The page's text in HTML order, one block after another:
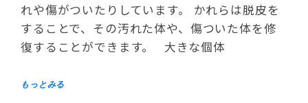
れや傷がついたりしています。 かれらは脱皮を
することで、その汚れた体や、傷ついた体を修
復することができます。 大きな個体